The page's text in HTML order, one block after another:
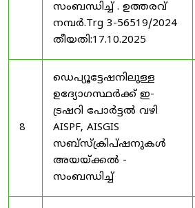
സംബന്ധിച്ച് . ഉത്തരവ്
നമ്പർ.Trg 3-56519/2024
തീയതി:17.10.2025
8
ഡെപ്യൂട്ടേഷനിലുള്ള
ഉദ്യോഗസ്ഥർക്ക് ഇ-
ട്രഷറി പോർട്ടൽ വഴി
AISPF, AISGIS
സബ്‌സ്‌ക്രിപ്‌ഷനുകൾ
അയയ്ക്കൽ -
സംബന്ധിച്ച്